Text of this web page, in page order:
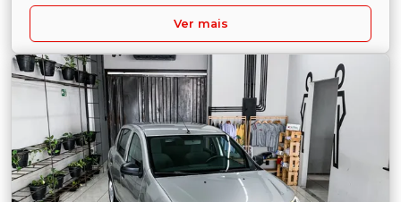
Ver mais